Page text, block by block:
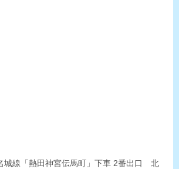
城線「熱田神宮伝馬町」下車 2番出口 北